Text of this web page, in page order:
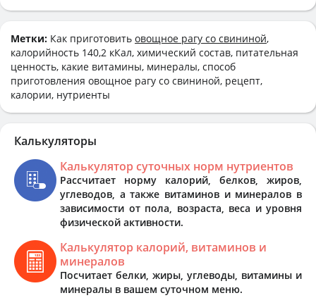
Метки: Как приготовить овощное рагу со свининой,
калорийность 140,2 кКал, химический состав, питательная
ценность, какие витамины, минералы, способ
приготовления овощное рагу со свининой, рецепт,
калории, нутриенты
Калькуляторы
Калькулятор суточных норм нутриентов
Рассчитает норму калорий, белков, жиров,
углеводов, а также витаминов и минералов в
зависимости от пола, возраста, веса и уровня
физической активности.
Калькулятор калорий, витаминов и
минералов
Посчитает белки, жиры, углеводы, витамины и
минералы в вашем суточном меню.